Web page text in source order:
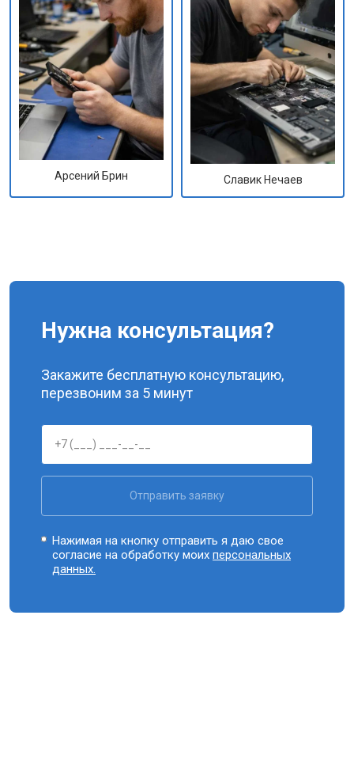
Арсений Брин Славик Нечаев
Нужна консультация?
Закажите бесплатную консультацию,
перезвоним за 5 минут
Отправить заявку
Нажимая на кнопку отправить я даю свое
согласие на обработку моихперсональных
данных.